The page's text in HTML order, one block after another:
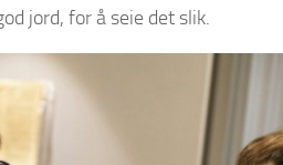
jord, for å seie det slik.